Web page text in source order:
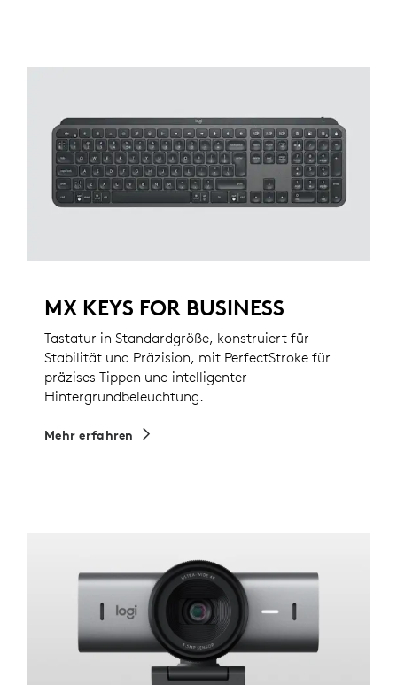
MX KEYS FOR BUSINESS
Tastatur in Standardgröße, konstruiert für
Stabilität und Präzision, mit PerfectStroke für
präzises Tippen und intelligenter
Hintergrundbeleuchtung.
Mehr erfahren